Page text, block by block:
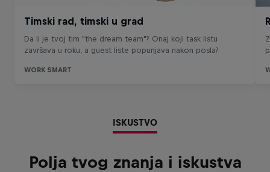
ISKUSTVO
Polja tvog znanja i iskustva